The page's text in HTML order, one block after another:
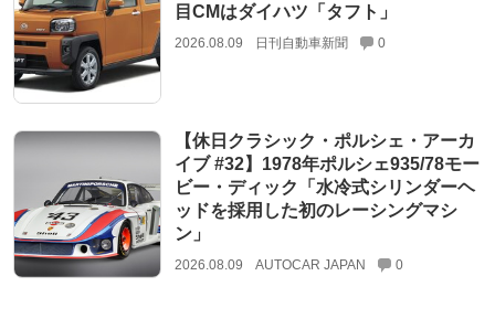
目CMはダイハツ「タフト」
2026.08.09 日刊自動車新聞 0
【休日クラシック・ポルシェ・アーカ
イブ #32】1978年ポルシェ935/78モー
ビー・ディック「水冷式シリンダーヘ
ッドを採用した初のレーシングマシ
ン」
2026.08.09 AUTOCAR JAPAN 0